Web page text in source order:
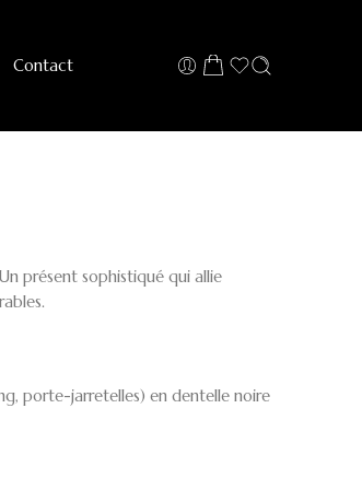
Contact
présent sophistiqué qui allie
porte-jarretelles) en dentelle noire